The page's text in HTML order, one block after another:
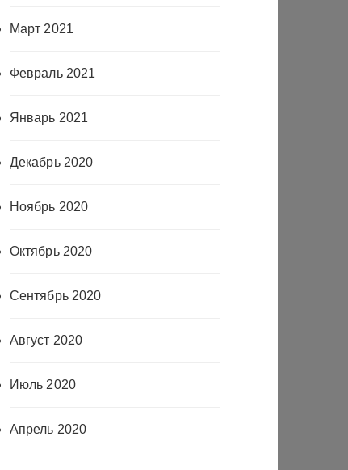
Март 2021
Февраль 2021
Январь 2021
Декабрь 2020
Ноябрь 2020
Октябрь 2020
Сентябрь 2020
Август 2020
Июль 2020
Апрель 2020